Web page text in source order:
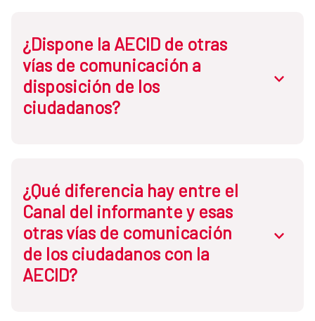
¿Dispone la AECID de otras
vías de comunicación a
disposición de los
ciudadanos?
Ser el medio preferente para que cualquier persona pueda
informar directamente a la AECID sobreposibles
infraccionesque se hayan podido cometer en el ámbito
de la AECID, otorgando unaprotección adecuada a los
informantesfrente a las represalias y con
confidencialidad
¿Qué diferencia hay entre el
Canal del informante y esas
otras vías de comunicación
de los ciudadanos con la
AECID?